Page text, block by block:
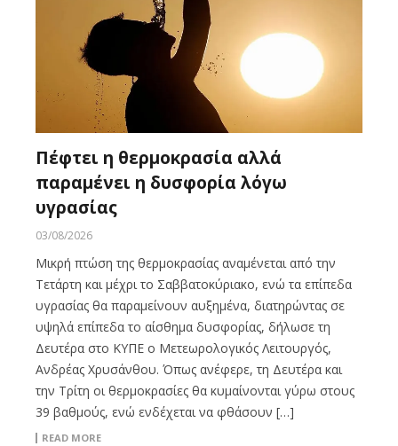
Πέφτει η θερμοκρασία αλλά
παραμένει η δυσφορία λόγω
υγρασίας
03/08/2026
Μικρή πτώση της θερμοκρασίας αναμένεται από την
Τετάρτη και μέχρι το Σαββατοκύριακο, ενώ τα επίπεδα
υγρασίας θα παραμείνουν αυξημένα, διατηρώντας σε
υψηλά επίπεδα το αίσθημα δυσφορίας, δήλωσε τη
Δευτέρα στο ΚΥΠΕ ο Μετεωρολογικός Λειτουργός,
Ανδρέας Χρυσάνθου. Όπως ανέφερε, τη Δευτέρα και
την Τρίτη οι θερμοκρασίες θα κυμαίνονται γύρω στους
39 βαθμούς, ενώ ενδέχεται να φθάσουν […]
READ MORE